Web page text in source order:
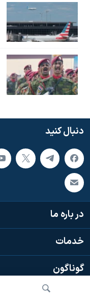
دنبال کنید
در باره ما
خدمات
گوناگون